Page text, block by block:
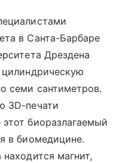
в Санта-Барбаре
Дрездена
семи сантиметров.
3D-печати
биоразлагаемый
в биомедицине.
магнит,